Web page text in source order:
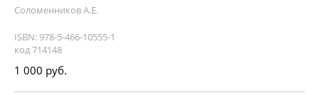
Соломенников А.Е.
ISBN: 978-5-466-10555-1
код 714148
1 000 руб.